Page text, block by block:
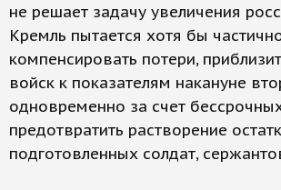
не решает задачу увеличения
Кремль пытается хотя бы
компенсировать потери,
войск к показателям накануне
одновременно за счет
предотвратить растворение
подготовленных солдат,